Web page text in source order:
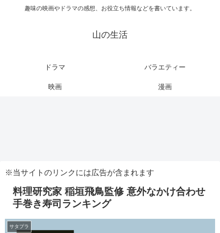
趣味の映画やドラマの感想、お役立ち情報などを書いています。
山の生活
ドラマ バラエティー
映画 漫画
※当サイトのリンクには広告が含まれます
料理研究家 稲垣飛鳥監修 意外なかけ合わせ
手巻き寿司ランキング
サタプラ